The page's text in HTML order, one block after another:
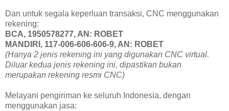
Dan untuk segala keperluan transaksi, CNC menggunakan
rekening:
BCA, 1950578277, AN: ROBET
MANDIRI, 117-006-606-606-9, AN: ROBET
(Hanya 2 jenis rekening ini yang digunakan CNC virtual.
Diluar kedua jenis rekening ini, dipastikan bukan
merupakan rekening resmi CNC)
Melayani pengiriman ke seluruh Indonesia, dengan
menggunakan jasa: